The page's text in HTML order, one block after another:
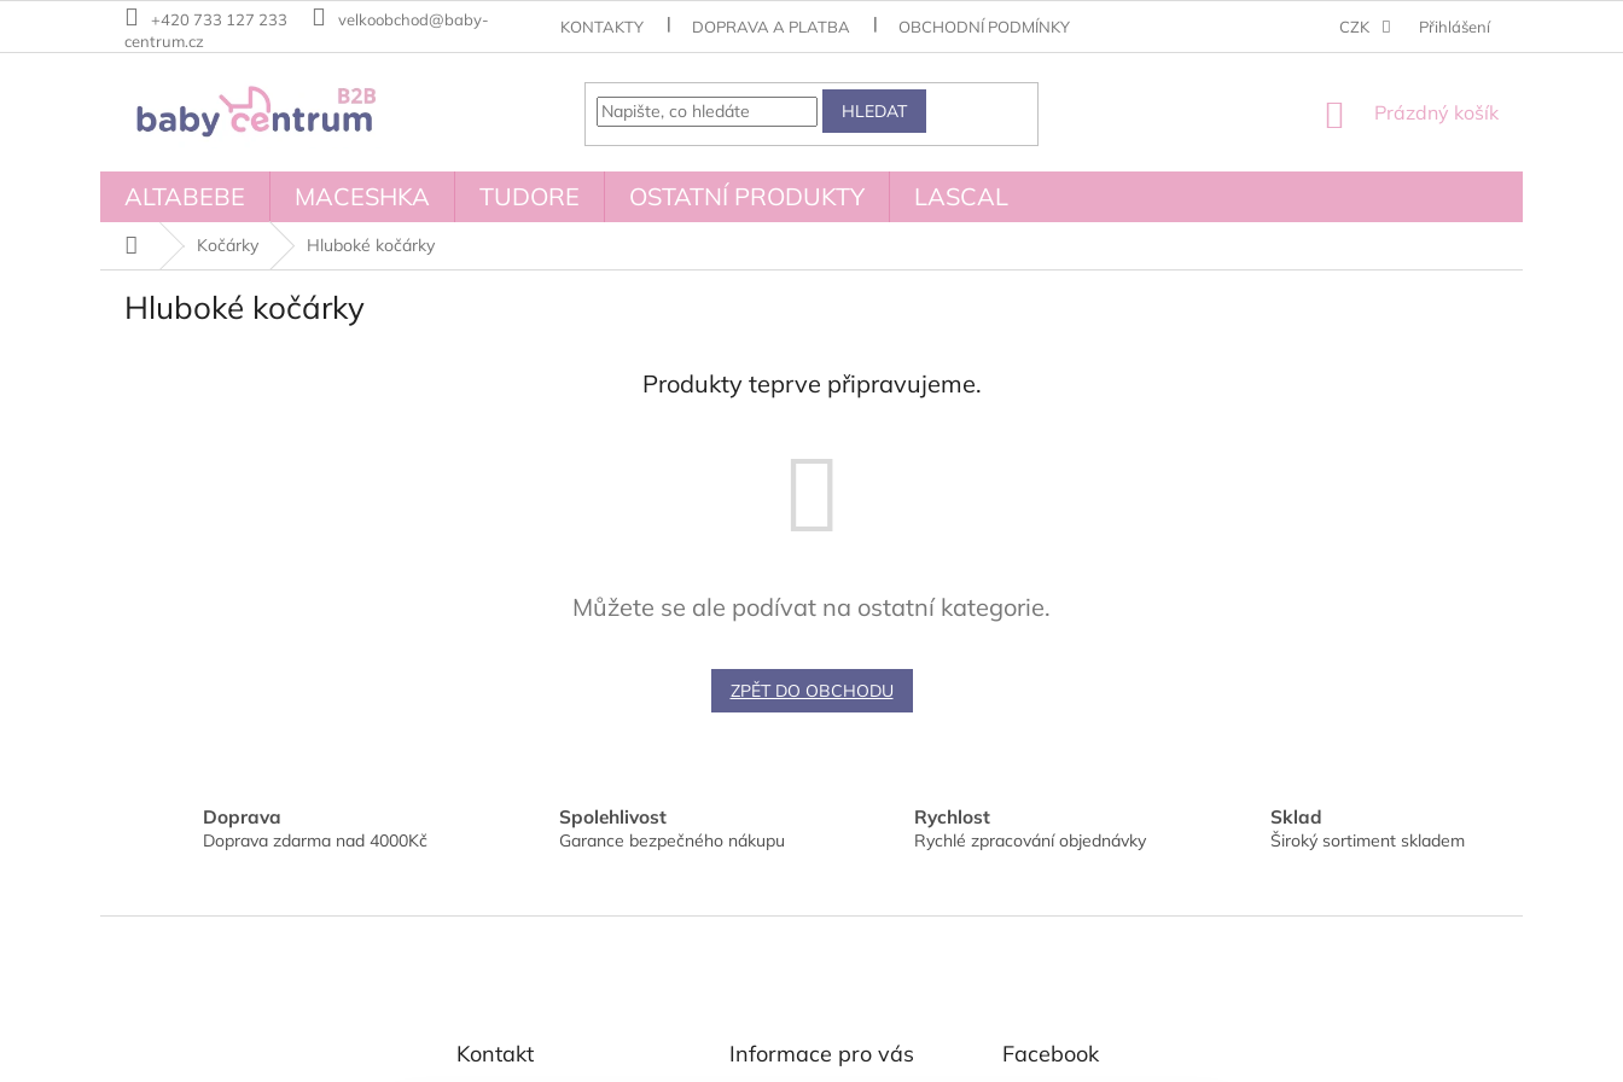
obsah
+420 733 127 233
velkoobchod@baby-
centrum.cz
KONTAKTY DOPRAVA A PLATBA OBCHODNÍ PODMÍNKY CZK Přihlášení
HLEDAT
NÁKUPNÍ
Prázdný košík
ALTABEBE MACESHKA TUDORE OSTATNÍ PRODUKTY LASCAL
Domů Kočárky Hluboké kočárky
Hluboké kočárky
Produkty teprve připravujeme.
Můžete se ale podívat na ostatní kategorie.
ZPĚT DO OBCHODU
Doprava
Doprava zdarma nad 4000Kč
Spolehlivost
Garance bezpečného nákupu
Rychlost
Rychlé zpracování objednávky
Sklad
Široký sortiment skladem
Kontakt Informace pro vás Facebook